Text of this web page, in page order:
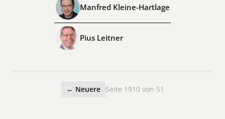
Manfred Kleine-Hartlage
Pius Leitner
← Neuere Seite 1910 von 51